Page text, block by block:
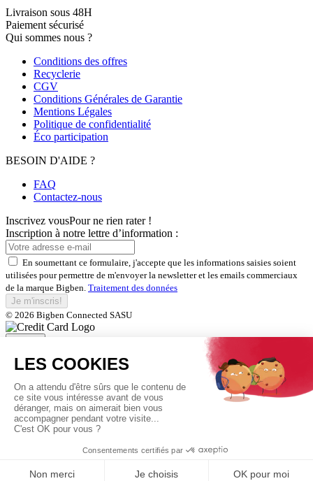
Livraison sous 48H
Paiement sécurisé
Qui sommes nous ?
Conditions des offres
Recyclerie
CGV
Conditions Générales de Garantie
Mentions Légales
Politique de confidentialité
Éco participation
BESOIN D'AIDE ?
FAQ
Contactez-nous
Inscrivez vousPour ne rien rater !
Inscription à notre lettre d’information :
En soumettant ce formulaire, j'accepte que les informations saisies soient
utilisées pour permettre de m'envoyer la newsletter et les emails commerciaux
de la marque Bigben. Traitement des données
Je m'inscris!
© 2026 Bigben Connected SASU
Fermer
Inscrivez-vous et bénéficiez de
nos offres exclusives
En soumettant ce formulaire, j'accepte que les informations saisies soient
utilisées pour permettre de m'envoyer la newsletter et les emails commerciaux
Je m'inscris!